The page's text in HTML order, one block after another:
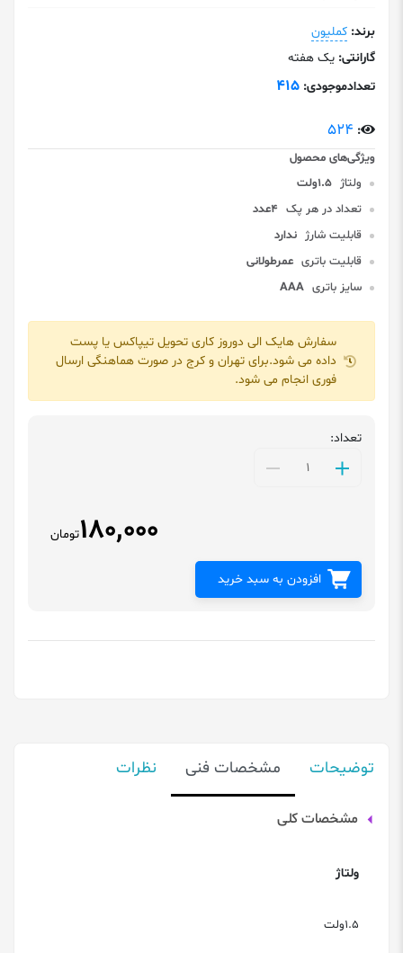
برند: کملیون
گارانتی: یک هفته
تعدادموجودی: 415
:
524
ولتاژ 1.5ولت
تعداد در هر پک 4عدد
قابلیت شارژ ندارد
قابلیت باتری عمرطولانی
سایز باتری AAA
سفارش هایک الی دوروز کاری تحویل تیپاکس یا پست
داده می شود.برای تهران و کرج در صورت هماهنگی ارسال
فوری انجام می شود.
تعداد:
180,000تومان
افزودن به سبد خرید
توضیحات مشخصات فنی نظرات
مشخصات کلی
ولتاژ
1.5ولت